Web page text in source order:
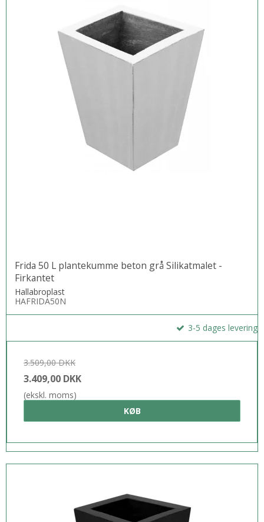
Frida 50 L plantekumme beton grå Silikatmalet -
Firkantet
Hallabroplast
HAFRIDA50N
3-5 dages levering
3.509,00 DKK
3.409,00 DKK
(ekskl. moms)
KØB